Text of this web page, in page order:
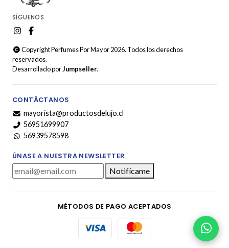
SÍGUENOS
Copyright Perfumes Por Mayor 2026. Todos los derechos
reservados.
Desarrollado porJumpseller.
CONTÁCTANOS
mayorista@productosdelujo.cl
56951699907
56939578598
ÚNASE A NUESTRA NEWSLETTER
Notifícame
MÉTODOS DE PAGO ACEPTADOS